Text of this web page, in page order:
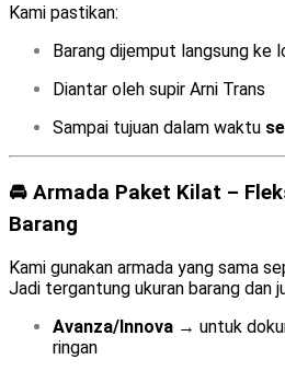
Kami pastikan:
Barang dijemput langsung ke
Diantar oleh supir Arni Trans
Sampai tujuan dalam waktu
🚘 Armada Paket Kilat –
Barang
Kami gunakan armada yang sama
Jadi tergantung ukuran barang dan
Avanza/Innova → untuk
ringan